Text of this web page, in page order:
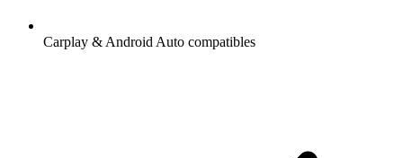
Carplay & Android Auto compatibles